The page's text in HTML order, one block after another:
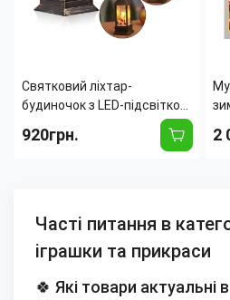
Святковий ліхтар-
будиночок з LED-підсвіткою
802, зимовий декор, нічник,
іграшка на ялинку,
920грн. 2
Часті питання в
іграшки та прикраси
🍀 Які товари актуальні